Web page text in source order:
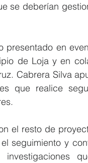
se deberían
en
de Loja y en
Cabrera Silva
que realice
el resto de
seguimiento y